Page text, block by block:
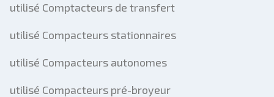
utilisé Comptacteurs de transfert
utilisé Compacteurs stationnaires
utilisé Compacteurs autonomes
utilisé Compacteurs pré-broyeur